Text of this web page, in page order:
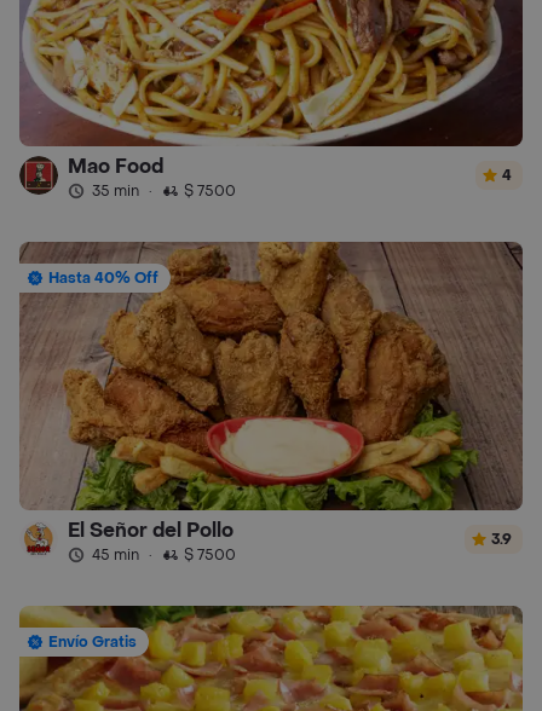
Mao Food
35 min · $ 7500
4
Hasta 40% Off
El Señor del Pollo
45 min · $ 7500
3.9
Envío Gratis